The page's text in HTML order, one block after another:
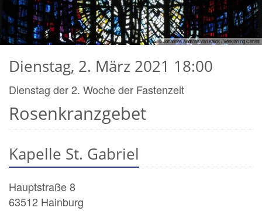
© Johannes Andreas van Kaick / Verklärung Christi
Rosenkranzgebet
Dienstag, 2. März 2021 18:00
Dienstag der 2. Woche der Fastenzeit
Kapelle St. Gabriel
Hauptstraße 8
63512 Hainburg